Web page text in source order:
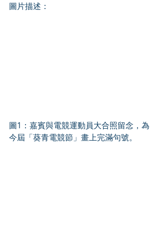
圖片描述：
圖1：嘉賓與電競運動員大合照留念，為
今屆「葵青電競節」畫上完滿句號。